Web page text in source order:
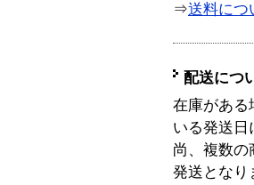
⇒送料につ
配送につ
在庫がある
いる発送日
尚、複数の
発送となり